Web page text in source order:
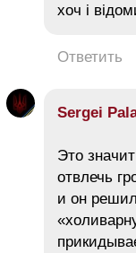
хоч і
Ответить
Sergei
Это
отвлечь
и он решил